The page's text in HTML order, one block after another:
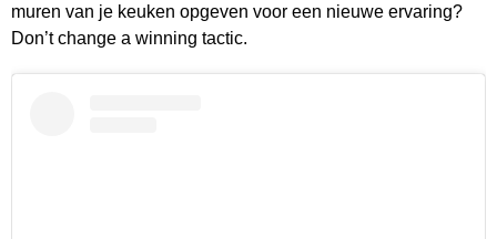
muren van je keuken opgeven voor een nieuwe ervaring?
Don’t change a winning tactic.